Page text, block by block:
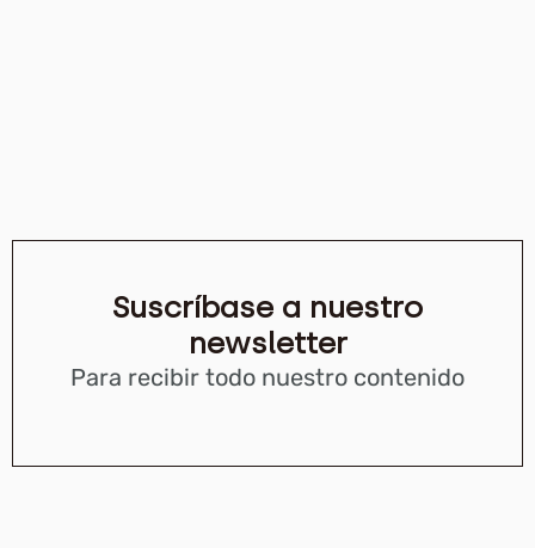
Suscríbase a nuestro
newsletter
Para recibir todo nuestro contenido